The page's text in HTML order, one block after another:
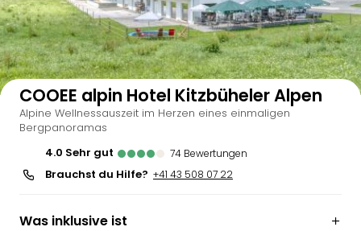
Auf der Karte anzeigen
COOEE alpin Hotel Kitzbüheler Alpen
Alpine Wellnessauszeit im Herzen eines einmaligen
Bergpanoramas
4.0
sehr gut 74 Bewertungen
Brauchst du Hilfe? +41 43 508 07 22
Was inklusive ist